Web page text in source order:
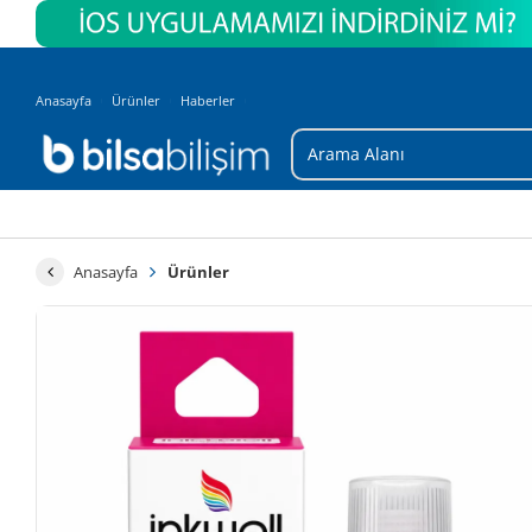
Anasayfa Ürünler Haberler
Anasayfa Ürünler